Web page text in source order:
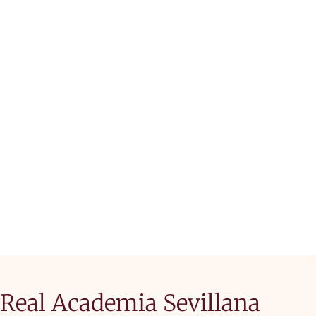
Real Academia Sevillana